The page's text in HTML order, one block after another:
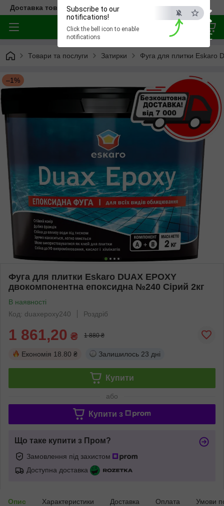
×
ESC
Subscribe to our
notifications!
Click the bell icon to enable
notifications
Доставка товара по всей Украине
Товари та послуги Затирки Фуга для плитки Eskaro
–1%
Фуга для плитки Eskaro DUAX EPOXY
двокомпонентна епоксидна №240 Сірий 2кг
В наявності
Код: duaxepoxy240
Роздріб
1 861,20 ₴ 1 880 ₴
Економія 18.80 ₴ Залишилось 23 дні
Купити
або
Купити з
Що таке купити з Пром?
Замовлення під захистом
Доступна доставка
Опис Характеристики Доставка Оплата Умови